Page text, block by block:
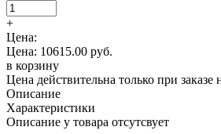
+
Цена:
Цена: 10615.00 руб.
в корзину
Цена действительна только при заказе
Описание
Характеристики
Описание у товара отсутсвует